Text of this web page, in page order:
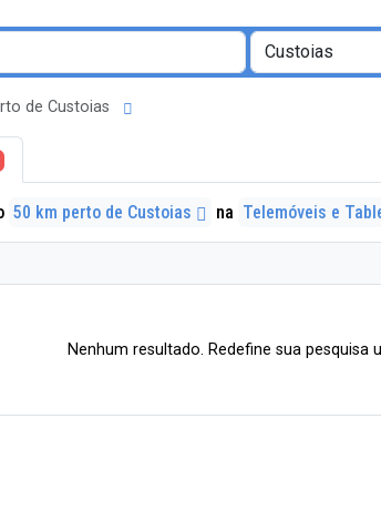
de Custoias
50 km perto de Custoias na Telemóveis e
Nenhum resultado. Redefine sua pesquisa